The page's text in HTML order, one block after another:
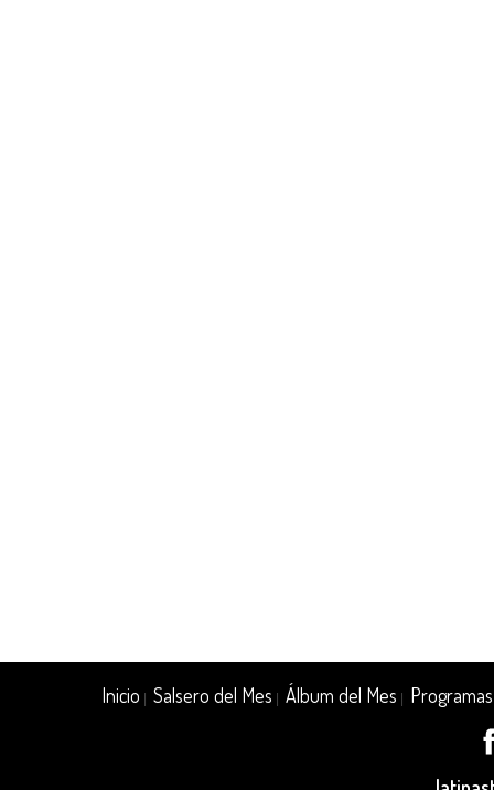
Inicio |Salsero del Mes |Álbum del Mes Programas